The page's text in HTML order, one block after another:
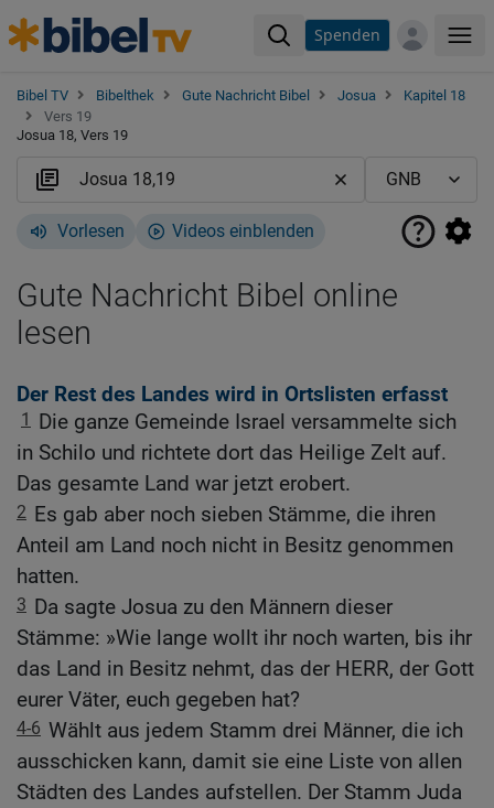
Spenden
Bibel TV Bibelthek Gute Nachricht Bibel Josua
Kapitel 18
Vers 19
Josua 18, Vers 19
Vorlesen Videos einblenden
Gute Nachricht Bibel online
lesen
Der Rest des Landes wird in Ortslisten erfasst
1
Die ganze Gemeinde Israel versammelte sich
in Schilo und richtete dort das Heilige Zelt auf.
Das gesamte Land war jetzt erobert.
2 Es gab aber noch sieben Stämme, die ihren
Anteil am Land noch nicht in Besitz genommen
hatten.
3 Da sagte Josua zu den Männern dieser
Stämme: »Wie lange wollt ihr noch warten, bis ihr
das Land in Besitz nehmt, das der HERR, der Gott
eurer Väter, euch gegeben hat?
4-6 Wählt aus jedem Stamm drei Männer, die ich
ausschicken kann, damit sie eine Liste von allen
Städten des Landes aufstellen. Der Stamm Juda